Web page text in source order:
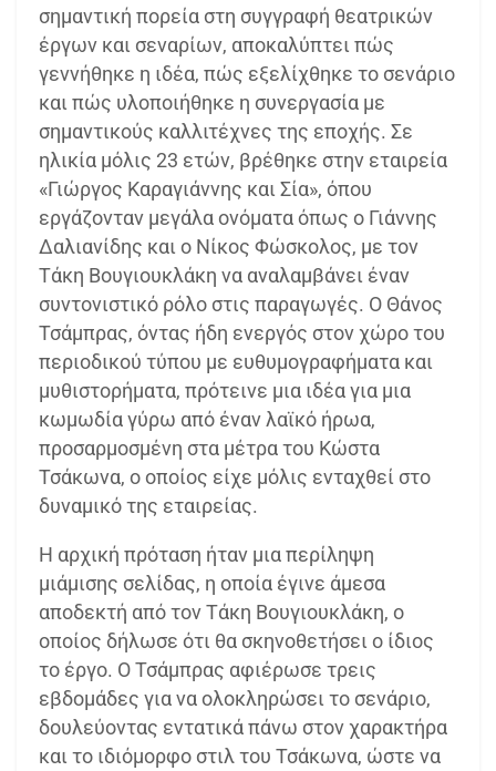
σημαντική πορεία στη συγγραφή θεατρικών
έργων και σεναρίων, αποκαλύπτει πώς
γεννήθηκε η ιδέα, πώς εξελίχθηκε το σενάριο
και πώς υλοποιήθηκε η συνεργασία με
σημαντικούς καλλιτέχνες της εποχής. Σε
ηλικία μόλις 23 ετών, βρέθηκε στην εταιρεία
«Γιώργος Καραγιάννης και Σία», όπου
εργάζονταν μεγάλα ονόματα όπως ο Γιάννης
Δαλιανίδης και ο Νίκος Φώσκολος, με τον
Τάκη Βουγιουκλάκη να αναλαμβάνει έναν
συντονιστικό ρόλο στις παραγωγές. Ο Θάνος
Τσάμπρας, όντας ήδη ενεργός στον χώρο του
περιοδικού τύπου με ευθυμογραφήματα και
μυθιστορήματα, πρότεινε μια ιδέα για μια
κωμωδία γύρω από έναν λαϊκό ήρωα,
προσαρμοσμένη στα μέτρα του Κώστα
Τσάκωνα, ο οποίος είχε μόλις ενταχθεί στο
δυναμικό της εταιρείας.
Η αρχική πρόταση ήταν μια περίληψη
μιάμισης σελίδας, η οποία έγινε άμεσα
αποδεκτή από τον Τάκη Βουγιουκλάκη, ο
οποίος δήλωσε ότι θα σκηνοθετήσει ο ίδιος
το έργο. Ο Τσάμπρας αφιέρωσε τρεις
εβδομάδες για να ολοκληρώσει το σενάριο,
δουλεύοντας εντατικά πάνω στον χαρακτήρα
και το ιδιόμορφο στιλ του Τσάκωνα, ώστε να